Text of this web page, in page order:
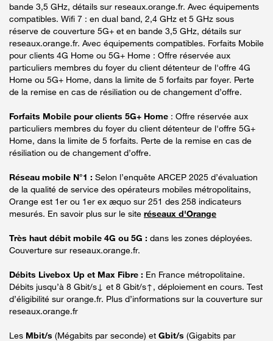
bande 3,5 GHz, détails sur reseaux.orange.fr. Avec équipements
compatibles. Wifi 7 : en dual band, 2,4 GHz et 5 GHz sous
réserve de couverture 5G+ et en bande 3,5 GHz, détails sur
reseaux.orange.fr. Avec équipements compatibles. Forfaits Mobile
pour clients 4G Home ou 5G+ Home : Offre réservée aux
particuliers membres du foyer du client détenteur de l'offre 4G
Home ou 5G+ Home, dans la limite de 5 forfaits par foyer. Perte
de la remise en cas de résiliation ou de changement d’offre.
Forfaits Mobile pour clients 5G+ Home : Offre réservée aux
particuliers membres du foyer du client détenteur de l'offre 5G+
Home, dans la limite de 5 forfaits. Perte de la remise en cas de
résiliation ou de changement d’offre.
Réseau mobile N°1 : Selon l’enquête ARCEP 2025 d’évaluation
de la qualité de service des opérateurs mobiles métropolitains,
Orange est 1er ou 1er ex æquo sur 251 des 258 indicateurs
mesurés. En savoir plus sur le site réseaux d'Orange
Très haut débit mobile 4G ou 5G : dans les zones déployées.
Couverture sur reseaux.orange.fr.
Débits Livebox Up et Max Fibre : En France métropolitaine.
Débits jusqu’à 8 Gbit/s↓ et 8 Gbit/s↑, déploiement en cours. Test
d’éligibilité sur orange.fr. Plus d’informations sur la couverture sur
reseaux.orange.fr
Les Mbit/s (Mégabits par seconde) et Gbit/s (Gigabits par